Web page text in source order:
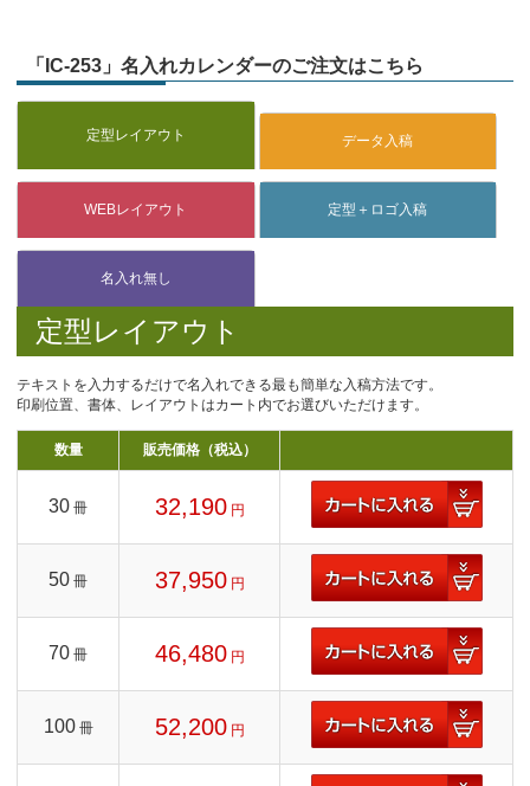
「IC-253」名入れカレンダーのご注文はこちら
定型レイアウト
テキストを入力するだけで名入れできる最も簡単な入稿方法です。
印刷位置、書体、レイアウトはカート内でお選びいただけます。
数量 販売価格（税込）
30 冊 32,190 円
50 冊 37,950 円
70 冊 46,480 円
100 冊 52,200 円